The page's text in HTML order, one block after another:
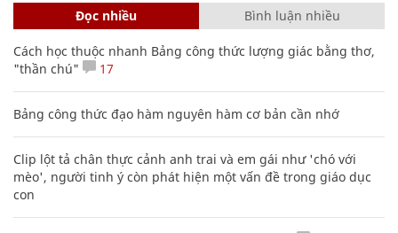
Đọc nhiều Bình luận nhiều
Cách học thuộc nhanh Bảng công thức lượng giác bằng thơ,
"thần chú"
17
Bảng công thức đạo hàm nguyên hàm cơ bản cần nhớ
Clip lột tả chân thực cảnh anh trai và em gái như 'chó với
mèo', người tinh ý còn phát hiện một vấn đề trong giáo dục
con